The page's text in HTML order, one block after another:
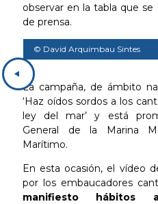
observar en la tabla que
de prensa.
© David
La campaña, de ámbito
‘Haz oídos sordos a los
ley del mar’ y está
General de la Marina
Marítimo.
En esta ocasión, el vídeo
por los embaucadores
manifiesto hábitos